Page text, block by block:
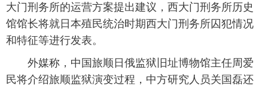
大门刑务所的运营方案提出建议，西大门刑务所历史
馆馆长将就日本殖民统治时期西大门刑务所囚犯情况
和特征等进行发表。
外媒称，中国旅顺日俄监狱旧址博物馆主任周爱
民将介绍旅顺监狱演变过程，中方研究人员关国磊还